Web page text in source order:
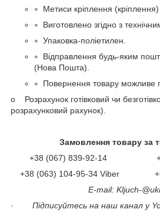
Метиси кріплення (кріплення)
Виготовлено згідно з
Упаковка-поліетилен.
Відправлення будь-яким
(Нова Пошта).
Повернення товару можливе
o Розрахунок готівковий чи
розрахунковий рахунок).
Замовлення товару за
+38 (067) 839-92-14 +38
+38 (063) 104-95-34 Viber
Е-mail: Kljuch-
· Підписуйтесь на наш канал у